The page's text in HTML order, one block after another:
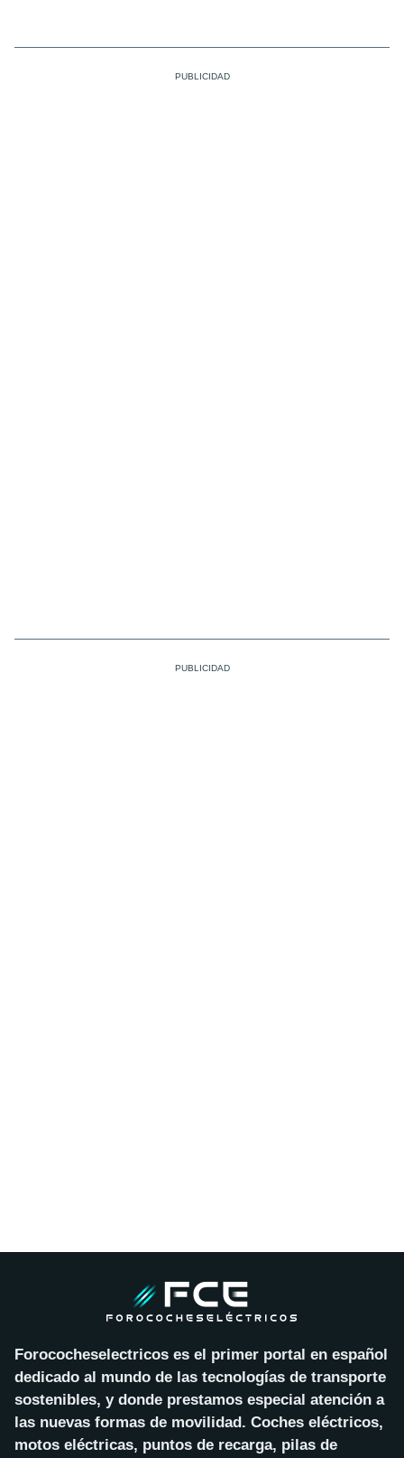
Forococheselectricos es el primer portal en español
dedicado al mundo de las tecnologías de transporte
sostenibles, y donde prestamos especial atención a
las nuevas formas de movilidad. Coches eléctricos,
motos eléctricas, puntos de recarga, pilas de